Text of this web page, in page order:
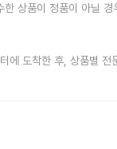
상품이 정품이 아닐 경
에 도착한 후, 상품별